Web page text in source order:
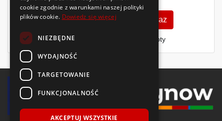
Zobacz szczegóły Kup teraz
Finansowanie dla firm - MŚP i floty
cookie zgodnie z warunkami naszej polityki
plików cookie. Dowiedz się więcej
NIEZBĘDNE
WYDAJNOŚĆ
TARGETOWANIE
FUNKCJONALNOŚĆ
AKCEPTUJ WSZYSTKIE